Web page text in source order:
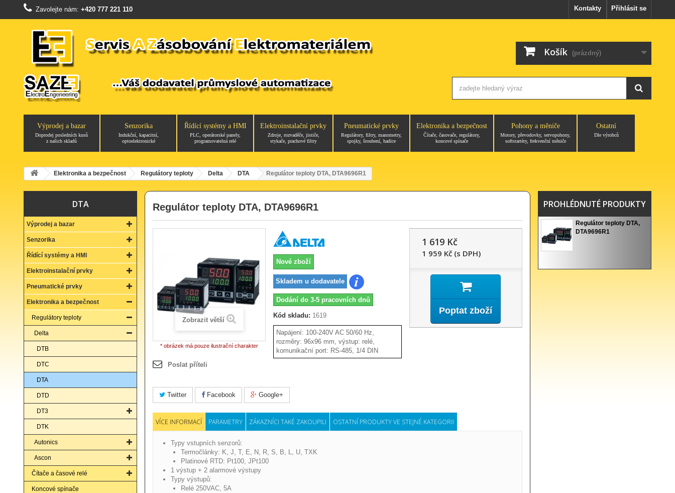
Přihlásit se
Kontakty
Zavolejte nám: +420 777 221 110
Košík (prázdný)
Výprodej a bazar
Doprodej posledních kusů
z našich skladů
Senzorika
Indukční, kapacitní,
optoelektronické
Řídící systémy a HMI
PLC, operátorské panely,
programovatelná relé
Elektroinstalační prvky
Zdroje, rozvaděče, jističe,
stykače, prachové filtry
Pneumatické prvky
Regulátory, filtry, manometry,
spojky, šroubení, hadice
Elektronika a bezpečnost
Čítače, časovače, regulátory,
koncové spínače
Pohony a měniče
Motory, převodovky, servopohony,
softstartéry, frekvenční měniče
Ostatní
Dle výrobců
Elektronika a bezpečnost Regulátory teploty Delta DTA Regulátor teploty DTA, DTA9696R1
DTA
Výprodej a bazar
Senzorika
Řídící systémy a HMI
Elektroinstalační prvky
Pneumatické prvky
Elektronika a bezpečnost
Regulátory teploty
Delta
DTB
DTC
DTA
DTD
DT3
DTK
Autonics
Ascon
Čítače a časové relé
Koncové spínače
Regulátor teploty DTA, DTA9696R1
Zobrazit větší
* obrázek má pouze ilustrační charakter
Poslat příteli
Nové zboží
Skladem u dodavatele
Dodání do 3-5 pracovních dnů
Kód skladu: 1619
Napájení: 100-240V AC 50/60 Hz,
rozměry: 96x96 mm, výstup: relé,
komunikační port: RS-485, 1/4 DIN
1 619 Kč
1 959 Kč (s DPH)
Poptat zboží
Twitter Facebook Google+
VÍCE INFORMACÍ PARAMETRY ZÁKAZNÍCI TAKÉ ZAKOUPILI OSTATNÍ PRODUKTY VE STEJNÉ KATEGORII
Typy vstupních senzorů:
Termočlánky: K, J, T, E, N, R, S, B, L, U, TXK
Platinové RTD: Pt100, JPt100
1 výstup + 2 alarmové výstupy
Typy výstupů:
Relé 250VAC, 5A
PROHLÉDNUTÉ PRODUKTY
Regulátor teploty DTA,
DTA9696R1